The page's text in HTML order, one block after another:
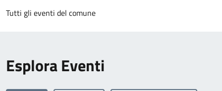
Tutti gli eventi del comune
Esplora Eventi